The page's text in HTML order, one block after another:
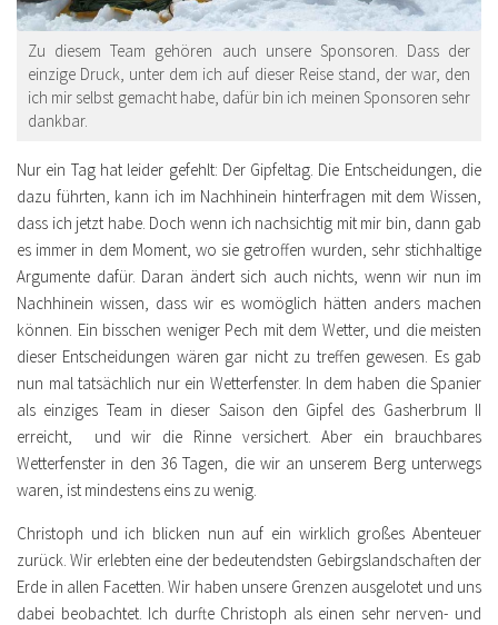
Zu diesem Team gehören auch unsere Sponsoren. Dass der
einzige Druck, unter dem ich auf dieser Reise stand, der war, den
ich mir selbst gemacht habe, dafür bin ich meinen Sponsoren sehr
dankbar.
Nur ein Tag hat leider gefehlt: Der Gipfeltag. Die Entscheidungen, die
dazu führten, kann ich im Nachhinein hinterfragen mit dem Wissen,
dass ich jetzt habe. Doch wenn ich nachsichtig mit mir bin, dann gab
es immer in dem Moment, wo sie getroffen wurden, sehr stichhaltige
Argumente dafür. Daran ändert sich auch nichts, wenn wir nun im
Nachhinein wissen, dass wir es womöglich hätten anders machen
können. Ein bisschen weniger Pech mit dem Wetter, und die meisten
dieser Entscheidungen wären gar nicht zu treffen gewesen. Es gab
nun mal tatsächlich nur ein Wetterfenster. In dem haben die Spanier
als einziges Team in dieser Saison den Gipfel des Gasherbrum II
erreicht, und wir die Rinne versichert. Aber ein brauchbares
Wetterfenster in den 36 Tagen, die wir an unserem Berg unterwegs
waren, ist mindestens eins zu wenig.
Christoph und ich blicken nun auf ein wirklich großes Abenteuer
zurück. Wir erlebten eine der bedeutendsten Gebirgslandschaften der
Erde in allen Facetten. Wir haben unsere Grenzen ausgelotet und uns
dabei beobachtet. Ich durfte Christoph als einen sehr nerven- und